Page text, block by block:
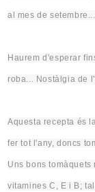
al mes de
Haurem d'esperar
roba... Nostàlgia de
Aquesta recepta és
fer tot l'any, doncs
Uns bons tomàquets
vitamines C , E i B;